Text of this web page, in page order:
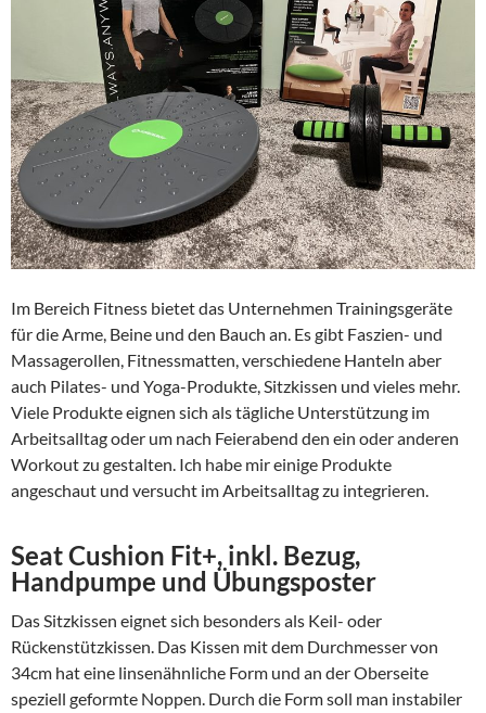
Im Bereich Fitness bietet das Unternehmen Trainingsgeräte
für die Arme, Beine und den Bauch an. Es gibt Faszien- und
Massagerollen, Fitnessmatten, verschiedene Hanteln aber
auch Pilates- und Yoga-Produkte, Sitzkissen und vieles mehr.
Viele Produkte eignen sich als tägliche Unterstützung im
Arbeitsalltag oder um nach Feierabend den ein oder anderen
Workout zu gestalten. Ich habe mir einige Produkte
angeschaut und versucht im Arbeitsalltag zu integrieren.
Seat Cushion Fit+, inkl. Bezug,
Handpumpe und Übungsposter
Das Sitzkissen eignet sich besonders als Keil- oder
Rückenstützkissen. Das Kissen mit dem Durchmesser von
34cm hat eine linsenähnliche Form und an der Oberseite
speziell geformte Noppen. Durch die Form soll man instabiler